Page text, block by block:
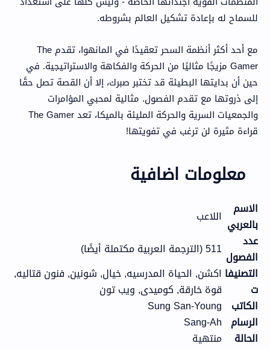
للسماح له بإعادة تشكيل العالم بشروطه.
مع أحد أكثر أنظمة السحر تعقيدًا في المانهوا، تقدم The
Gamer مزيجًا مثاليًا من الحركة والفكاهة والاستراتيجية. في
حين أن بدايتها البطيئة قد تختبر صبرك، إلا أن القصة تصل حقًا
إلى ذروتها مع تقدم الفصول. مثالية لمحبي المؤامرات
والجمعيات السرية والحركة المليئة بالميكا، تعد The Gamer
قراءة مثيرة لن ترغب في تفويتها!
معلومات اضافية
الاسم
بالعربي اللاعب
عدد
الفصول 511 (الترجمة العربية مكتملة أيضًا)
التصنيفا
ت
اكشن, الحياة المدرسيه, خيال, شونين, فنون قتاليه,
قوة خارقة, كوميدى, ويب تون
الكاتب Sung San-Young
الرسام Sang-Ah
الحالة
منتهية